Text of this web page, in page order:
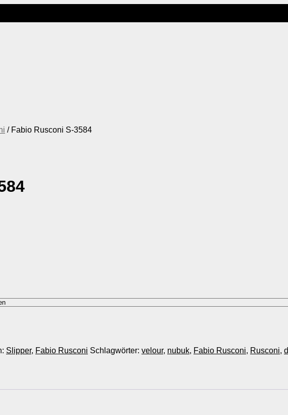
/ Fabio Rusconi S-3584
Slipper, Fabio Rusconi Schlagwörter: velour, nubuk, Fabio Rusconi, Rusconi,